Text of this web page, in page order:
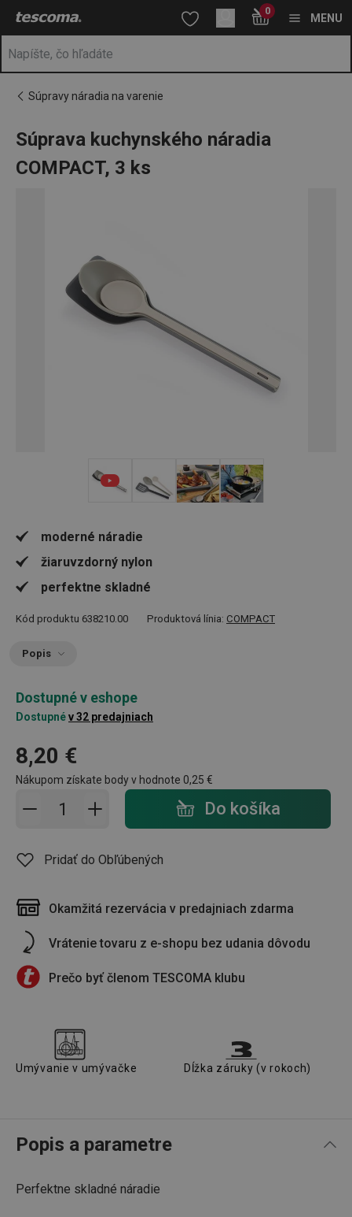
Nachádzate sa na stránke Súprava kuchynského náradia
Prejsť na hlavný obsah
Prejsť na vyhľadávanie
Prejsť na navigáciu 0
MENU
Súpravy náradia na varenie
Súprava kuchynského náradia
COMPACT, 3 ks
moderné náradie
žiaruvzdorný nylon
perfektne skladné
Kód produktu 638210.00 Produktová línia: COMPACT
Popis
Dostupné v eshope
Dostupnév 32 predajniach
8,20 €
Nákupom získate body v hodnote 0,25 €
Pridať do košíka - počet Do košíka
Pridať do Obľúbených
Okamžitá rezervácia v predajniach zdarma
Vrátenie tovaru z e-shopu bez udania dôvodu
Prečo byť členom TESCOMA klubu
Umývanie v umývačke Dĺžka záruky (v rokoch)
Popis a parametre
Perfektne skladné náradie